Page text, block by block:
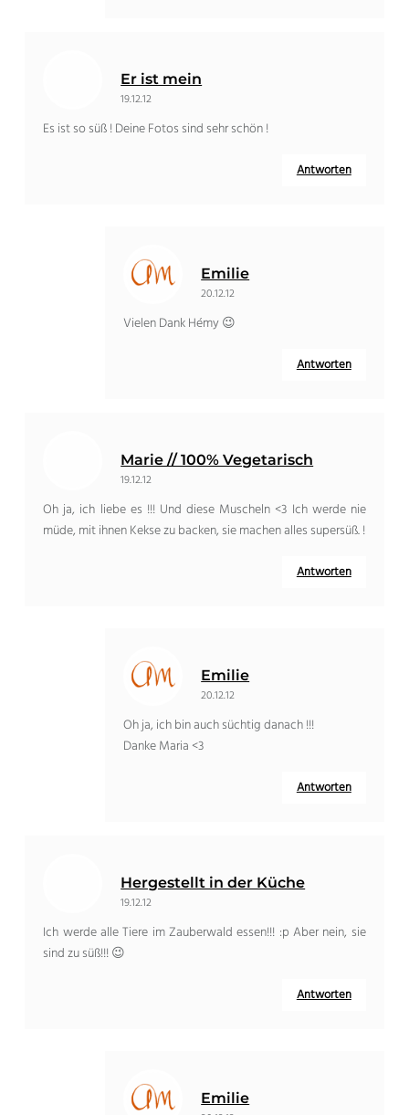
Er ist mein
19.12.12
Es ist so süß ! Deine Fotos sind sehr schön !
Antworten
Emilie
20.12.12
Vielen Dank Hémy 😉
Antworten
Marie // 100% Vegetarisch
19.12.12
Oh ja, ich liebe es !!! Und diese Muscheln <3 Ich werde nie
müde, mit ihnen Kekse zu backen, sie machen alles supersüß. !
Antworten
Emilie
20.12.12
Oh ja, ich bin auch süchtig danach !!!
Danke Maria <3
Antworten
Hergestellt in der Küche
19.12.12
Ich werde alle Tiere im Zauberwald essen!!! :p Aber nein, sie
sind zu süß!!! 😉
Antworten
Emilie